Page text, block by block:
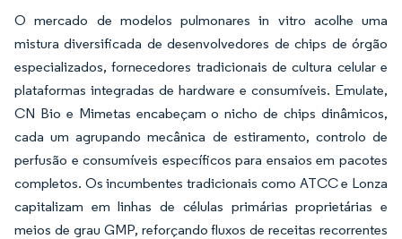
O mercado de modelos pulmonares in vitro acolhe uma
mistura diversificada de desenvolvedores de chips de órgão
especializados, fornecedores tradicionais de cultura celular e
plataformas integradas de hardware e consumíveis. Emulate,
CN Bio e Mimetas encabeçam o nicho de chips dinâmicos,
cada um agrupando mecânica de estiramento, controlo de
perfusão e consumíveis específicos para ensaios em pacotes
completos. Os incumbentes tradicionais como ATCC e Lonza
capitalizam em linhas de células primárias proprietárias e
meios de grau GMP, reforçando fluxos de receitas recorrentes